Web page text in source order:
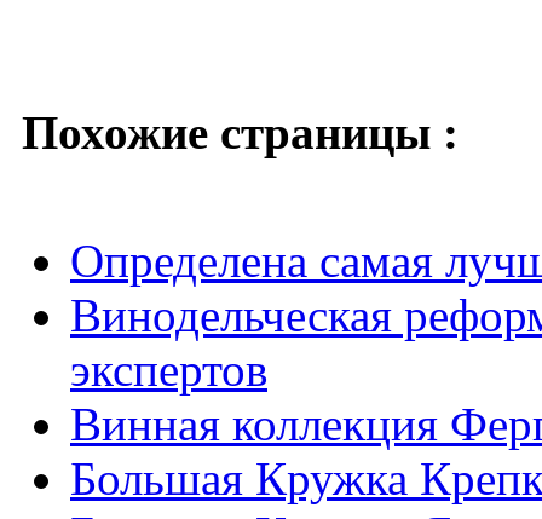
Похожие страницы :
Определена самая
Винодельческая
экспертов
Винная коллекция
Большая Кружка